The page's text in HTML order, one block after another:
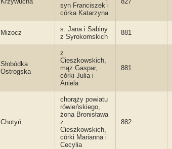
syn Franciszek i
córka Katarzyna
Mizocz
s. Jana i Sabiny
z Syrokomskich
881
Słobódka
Ostrogska
z
Cieszkowskich,
mąż Gaspar,
córki Julia i
Aniela
881
Chotyń
chorąży powiatu
rówieńskiego,
żona Bronisława
z
Cieszkowskich,
córki Marianna i
Cecylia
882